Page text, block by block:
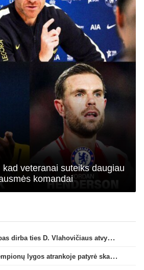
kad veteranai suteiks daugiau
komandai
S. Adali: „Besiktas“ klubas dirba ties D. Vlahovičiaus atvykimu“
V. Dambrausko ekipa Čempionų lygos atrankoje patyrė skaudžią nesėkmę